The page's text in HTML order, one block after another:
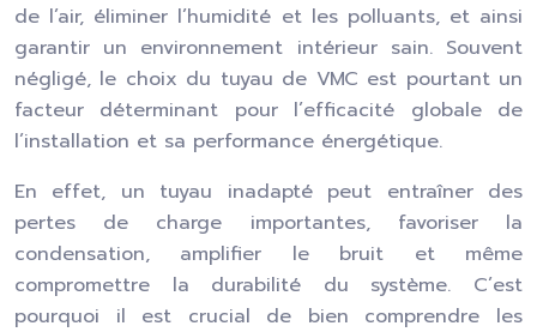
de l’air, éliminer l’humidité et les polluants, et ainsi
garantir un environnement intérieur sain. Souvent
négligé, le choix du tuyau de VMC est pourtant un
facteur déterminant pour l’efficacité globale de
l’installation et sa performance énergétique.
En effet, un tuyau inadapté peut entraîner des
pertes de charge importantes, favoriser la
condensation, amplifier le bruit et même
compromettre la durabilité du système. C’est
pourquoi il est crucial de bien comprendre les